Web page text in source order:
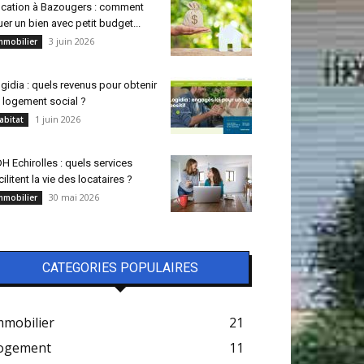
à Bazougers : comment
un bien avec petit budget...
3 juin 2026
: quels revenus pour obtenir
logement social ?
1 juin 2026
Echirolles : quels services
la vie des locataires ?
30 mai 2026
CATEGORIES POPULAIRES
21
11